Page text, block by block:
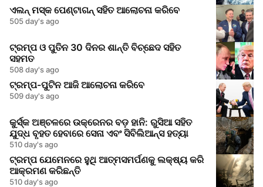
ଏଲନ୍ ମସ୍କ ପେଣ୍ଟାଗନ୍ ସହିତ ଆଲୋଚନା କରିବେ
505 day's ago
ଟ୍ରମ୍ପ ଓ ପୁତିନ 30 ଦିନର ଶାନ୍ତି ବିଚ୍ଛେଦ ସହିତ
ସହମତ
508 day's ago
ଟ୍ରମ୍ପ-ପୁଟିନ ଆଜି ଆଲୋଚନା କରିବେ
509 day's ago
କୁର୍ସ୍କ ଅଞ୍ଚଳରେ ଉକ୍ରେନର ବଡ଼ ହାନି: ରୁସିଆ ସହିତ
ଯୁଦ୍ଧ ବୃହତ ହେବାରେ ସେନା ଏବଂ ସିବିଲିଆନ୍ସ ହତ୍ୟା
510 day's ago
ଟ୍ରମ୍ପ ଯେମେନରେ ହୁଥି ଆତ୍ମସମର୍ପଣକୁ ଲକ୍ଷ୍ୟ କରି
ଆକ୍ରମଣ କରିଛନ୍ତି
510 day's ago